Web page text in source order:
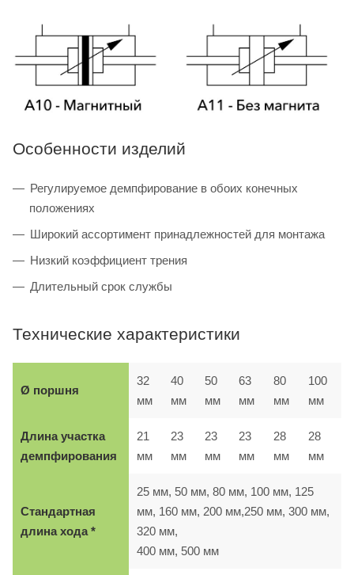
Особенности изделий
Регулируемое демпфирование в обоих конечных
положениях
Широкий ассортимент принадлежностей для монтажа
Низкий коэффициент трения
Длительный срок службы
Технические характеристики
Ø поршня
32
мм
40
мм
50
мм
63
мм
80
мм
100
мм
Длина участка
демпфирования
21
мм
23
мм
23
мм
23
мм
28
мм
28
мм
Стандартная
длина хода *
25 мм, 50 мм, 80 мм, 100 мм, 125
мм, 160 мм, 200 мм,250 мм, 300 мм,
320 мм,
400 мм, 500 мм